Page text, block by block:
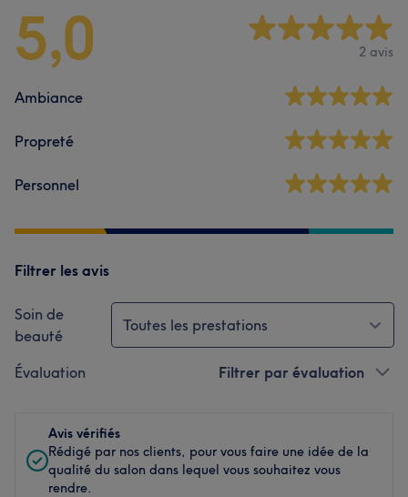
5,0 2 avis
Ambiance
Propreté
Personnel
Filtrer les avis
Soin de
beauté
Toutes les prestations
Évaluation Filtrer par évaluation
Avis vérifiés
Rédigé par nos clients, pour vous faire une idée de la
qualité du salon dans lequel vous souhaitez vous
rendre.